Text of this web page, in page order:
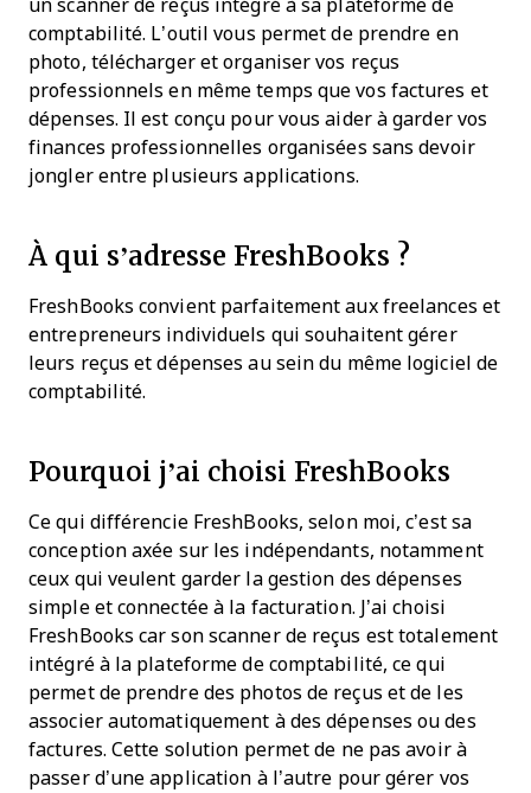
un scanner de reçus intégré à sa plateforme de
comptabilité. L’outil vous permet de prendre en
photo, télécharger et organiser vos reçus
professionnels en même temps que vos factures et
dépenses. Il est conçu pour vous aider à garder vos
finances professionnelles organisées sans devoir
jongler entre plusieurs applications.
À qui s’adresse FreshBooks ?
FreshBooks convient parfaitement aux freelances et
entrepreneurs individuels qui souhaitent gérer
leurs reçus et dépenses au sein du même logiciel de
comptabilité.
Pourquoi j’ai choisi FreshBooks
Ce qui différencie FreshBooks, selon moi, c’est sa
conception axée sur les indépendants, notamment
ceux qui veulent garder la gestion des dépenses
simple et connectée à la facturation. J’ai choisi
FreshBooks car son scanner de reçus est totalement
intégré à la plateforme de comptabilité, ce qui
permet de prendre des photos de reçus et de les
associer automatiquement à des dépenses ou des
factures. Cette solution permet de ne pas avoir à
passer d’une application à l’autre pour gérer vos